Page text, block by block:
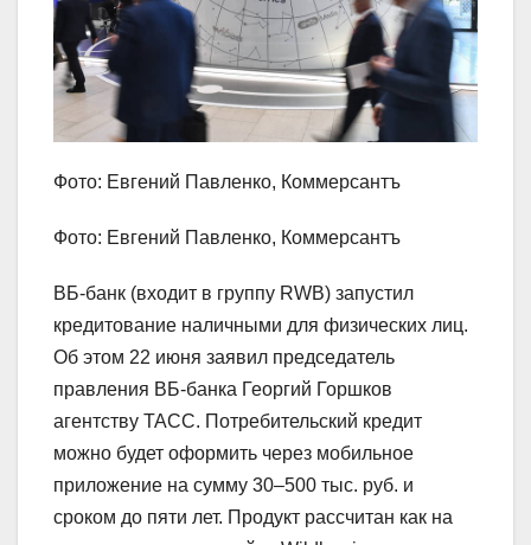
Фото: Евгений Павленко, Коммерсантъ
Фото: Евгений Павленко, Коммерсантъ
ВБ-банк (входит в группу RWB) запустил
кредитование наличными для физических лиц.
Об этом 22 июня заявил председатель
правления ВБ-банка Георгий Горшков
агентству ТАСС. Потребительский кредит
можно будет оформить через мобильное
приложение на сумму 30–500 тыс. руб. и
сроком до пяти лет. Продукт рассчитан как на